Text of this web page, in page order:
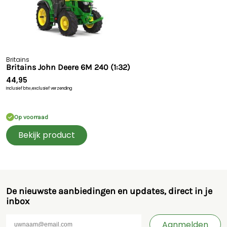
Britains
Britains John Deere 6M 240 (1:32)
44,95
Inclusief btw,exclusief verzending
Op voorraad
Bekijk product
De nieuwste aanbiedingen en updates, direct in je
inbox
Aanmelden